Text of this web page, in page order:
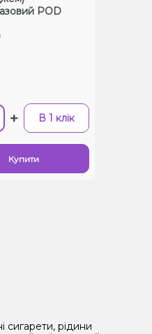
POD
+ В 1 клік
Купити
сигарети, рідини